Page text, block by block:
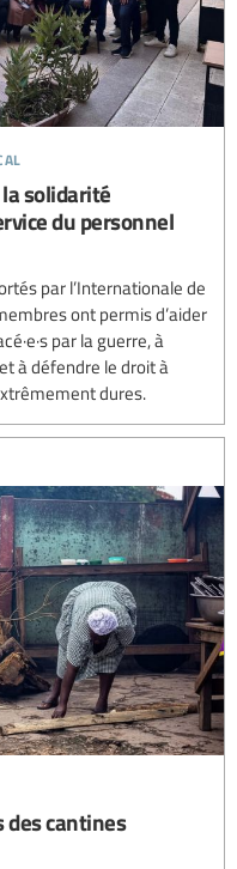
solidarité
du personnel
par l’Internationale de
ont permis d’aider
par la guerre, à
à défendre le droit à
dures.
des cantines